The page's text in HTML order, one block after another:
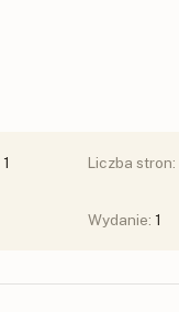
1
Liczba stron:
Wydanie: 1